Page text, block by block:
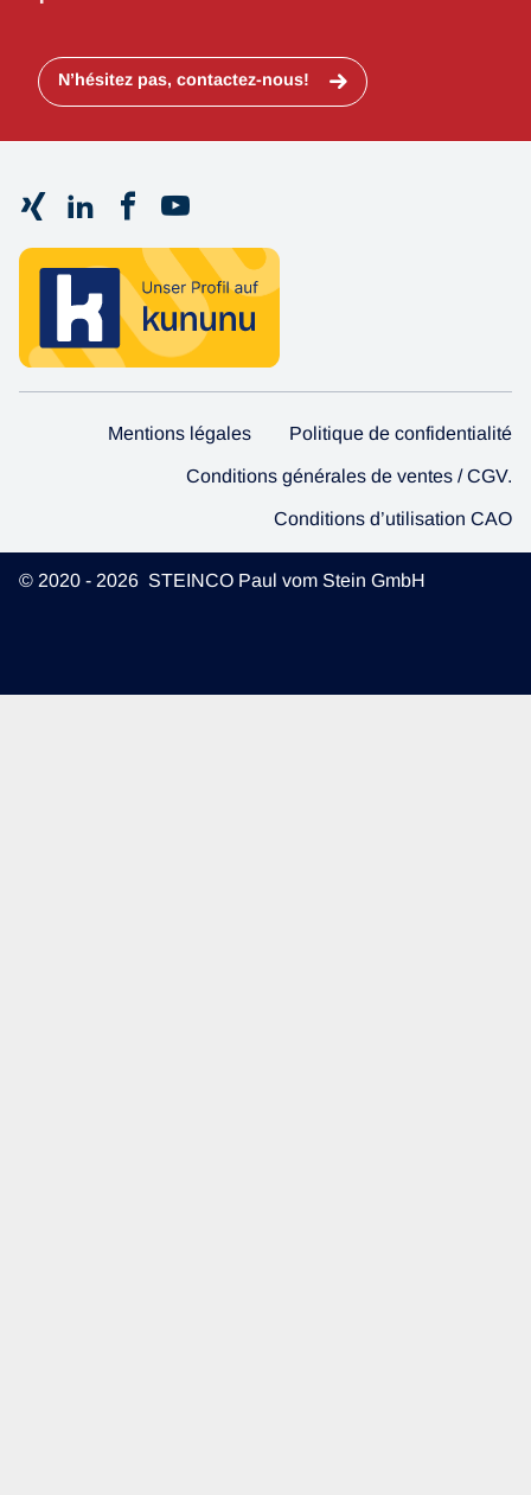
N’hésitez pas, contactez-nous!
Mentions légales Politique de confidentialité
Conditions générales de ventes / CGV.
Conditions d’utilisation CAO
© 2020 - 2026 STEINCO Paul vom Stein GmbH